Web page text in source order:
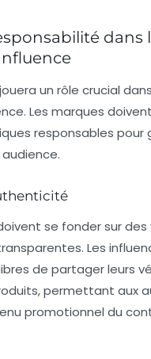
dans
un rôle crucial
Les marques
responsables pour
se fonder sur des
Les
de partager leurs
permettant aux
promotionnel du